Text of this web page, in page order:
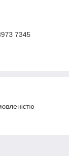
7345